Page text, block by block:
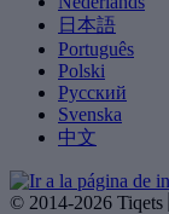
日本語
Português
Polski
Русский
Svenska
中文
© 2014-2026 Tiqets